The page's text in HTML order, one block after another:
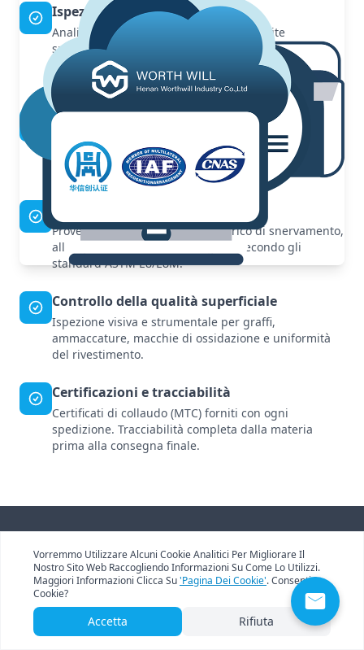
Ispezione delle materie prime
Analisi della composizione chimica tramite
spettrometro; i certificati dei materiali in ingresso
vengono verificati rispetto agli standard
internazionali.
Precisione dimensionale
Misurazioni di precisione di spessore, larghezza,
lunghezza e planarità con strumenti calibrati e
controllo rigoroso delle tolleranze.
Prove meccaniche
Prove di resistenza a trazione, carico di snervamento,
allungamento e durezza eseguite secondo gli
standard ASTM E8/E8M.
Controllo della qualità superficiale
Ispezione visiva e strumentale per graffi,
ammaccature, macchie di ossidazione e uniformità
del rivestimento.
Certificazioni e tracciabilità
Certificati di collaudo (MTC) forniti con ogni
spedizione. Tracciabilità completa dalla materia
prima alla consegna finale.
Perché scegliere noi
Catena di approvvigionamento:posizione nel
Vorremmo Utilizzare Alcuni Cookie Analitici Per Migliorare Il
Nostro Sito Web Raccogliendo Informazioni Su Come Lo Utilizzi.
Maggiori Informazioni Clicca Su'Pagina Dei Cookie'. Consenti I
Cookie?
Accetta Rifiuta